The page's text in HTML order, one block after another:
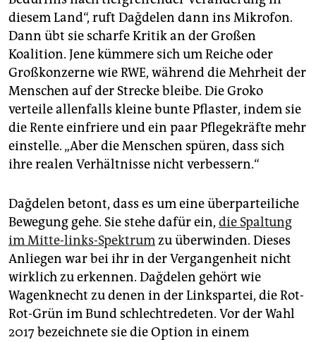
diesem Land“, ruft Dağdelen dann ins Mikrofon.
Dann übt sie scharfe Kritik an der Großen
Koalition. Jene kümmere sich um Reiche oder
Großkonzerne wie RWE, während die Mehrheit der
Menschen auf der Strecke bleibe. Die Groko
verteile allenfalls kleine bunte Pflaster, indem sie
die Rente einfriere und ein paar Pflegekräfte mehr
einstelle. „Aber die Menschen spüren, dass sich
ihre realen Verhältnisse nicht verbessern.“
Dağdelen betont, dass es um eine überparteiliche
Bewegung gehe. Sie stehe dafür ein, die Spaltung
im Mitte-links-Spektrumzu überwinden. Dieses
Anliegen war bei ihr in der Vergangenheit nicht
wirklich zu erkennen. Dağdelen gehört wie
Wagenknecht zu denen in der Linkspartei, die Rot-
Rot-Grün im Bund schlechtredeten. Vor der Wahl
2017 bezeichnete sie die Option in einem